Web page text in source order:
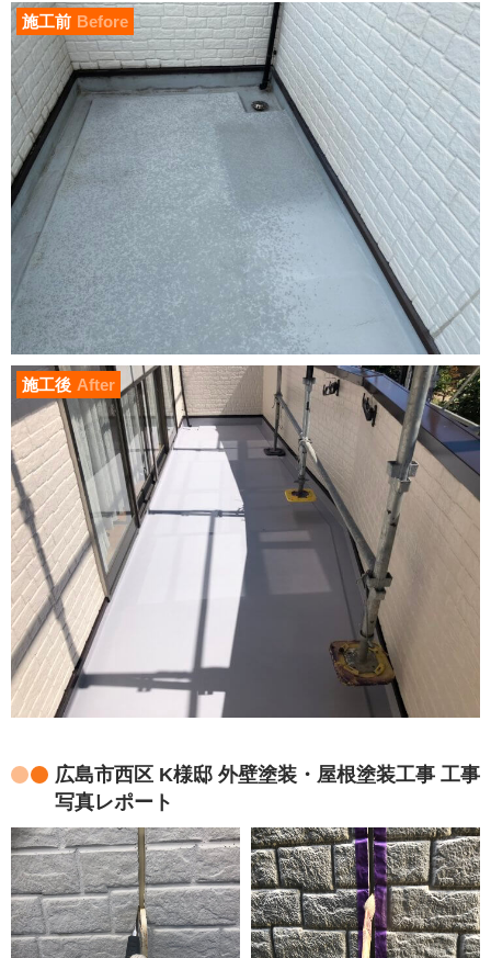
施工前 Before
施工後 After
広島市西区 K様邸 外壁塗装・屋根塗装工事 工事
写真レポート